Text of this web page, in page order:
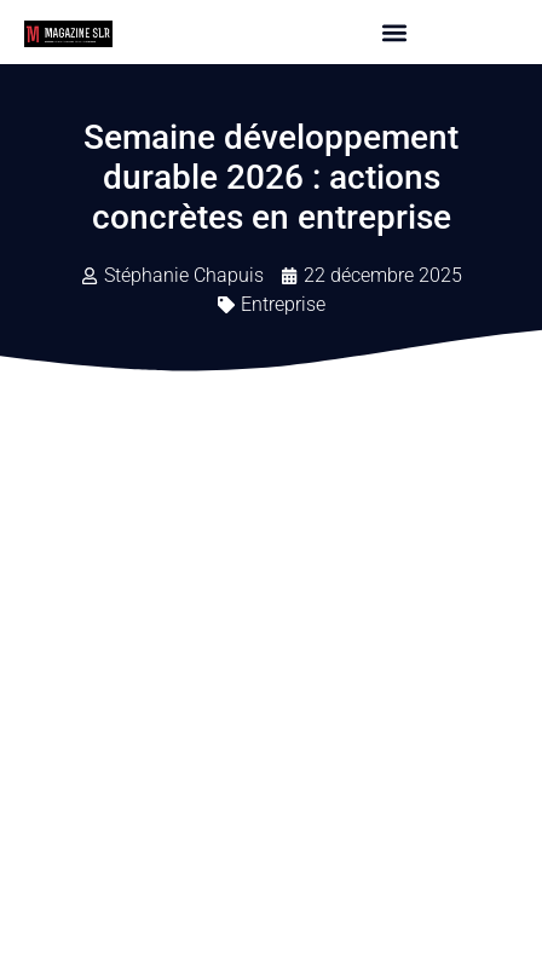
Semaine développement
durable 2026 : actions
concrètes en entreprise
Stéphanie Chapuis
22 décembre 2025
Entreprise